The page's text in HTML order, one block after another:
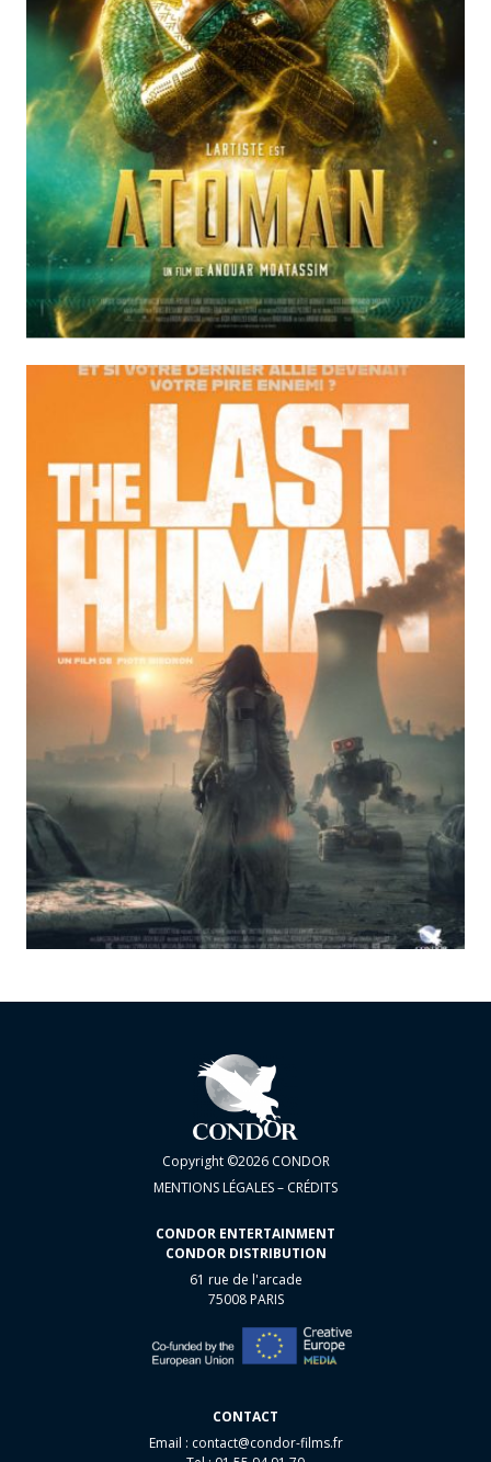
Copyright ©2026 CONDOR
MENTIONS LÉGALES – CRÉDITS
CONDOR ENTERTAINMENT
CONDOR DISTRIBUTION
61 rue de l'arcade
75008 PARIS
CONTACT
Email : contact@condor-films.fr